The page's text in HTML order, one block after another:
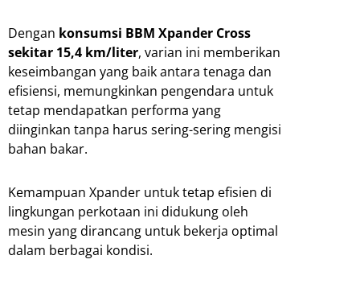
Dengan konsumsi BBM Xpander Cross
sekitar 15,4 km/liter, varian ini memberikan
keseimbangan yang baik antara tenaga dan
efisiensi, memungkinkan pengendara untuk
tetap mendapatkan performa yang
diinginkan tanpa harus sering-sering mengisi
bahan bakar.
Kemampuan Xpander untuk tetap efisien di
lingkungan perkotaan ini didukung oleh
mesin yang dirancang untuk bekerja optimal
dalam berbagai kondisi.